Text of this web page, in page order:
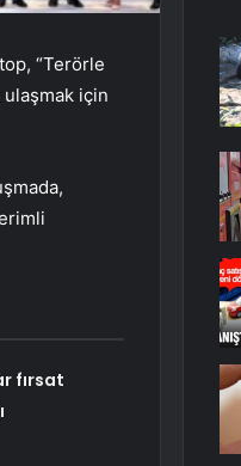
“Terörle
için
fırsat